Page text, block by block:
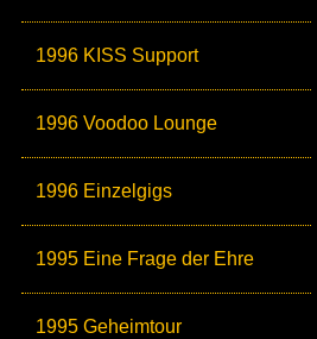
1996 KISS Support
1996 Voodoo Lounge
1996 Einzelgigs
1995 Eine Frage der Ehre
1995 Geheimtour